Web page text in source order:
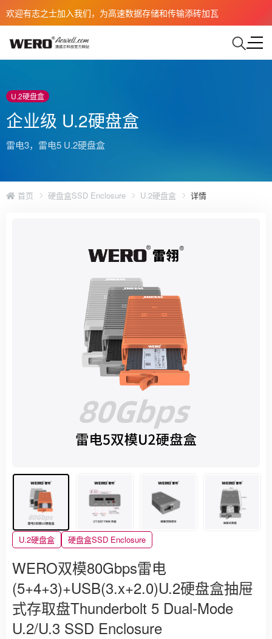
欢迎有志之士加入我们，为高速数据存储和传输添砖加瓦
U.2硬盘盒
企业级 U.2硬盘盒
雷电3，雷电5 U.2硬盘盒
首页 硬盘盒SSD Enclosure U.2硬盘盒 详情
U.2硬盘盒 硬盘盒SSD Enclosure
WERO双模80Gbps雷电
(5+4+3)+USB(3.x+2.0)U.2硬盘盒抽屉
式存取盘Thunderbolt 5 Dual-Mode
U.2/U.3 SSD Enclosure